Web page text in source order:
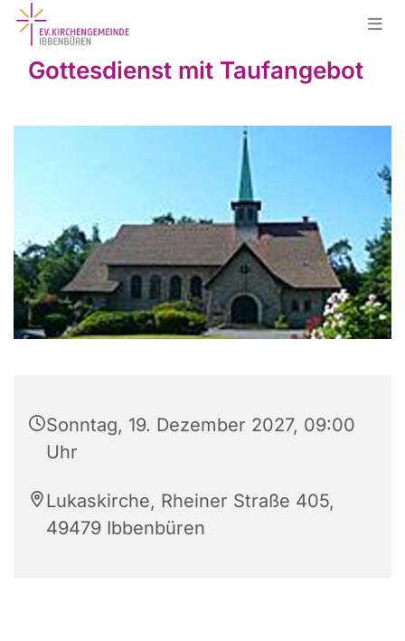
Gottesdienst mit Taufangebot
Sonntag, 19. Dezember 2027, 09:00
Uhr
Lukaskirche, Rheiner Straße 405,
49479 Ibbenbüren